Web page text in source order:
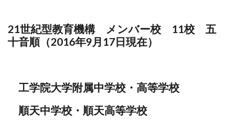
21世紀型教育機構 メンバー校 11校 五
十音順（2016年9月17日現在）
工学院大学附属中学校・高等学校
順天中学校・順天高等学校